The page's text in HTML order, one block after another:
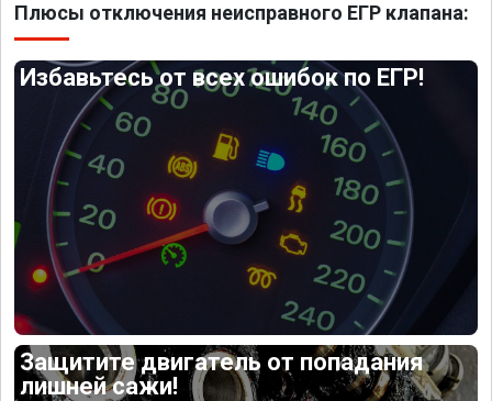
Плюсы отключения неисправного ЕГР клапана:
Избавьтесь от всех ошибок по ЕГР!
Защитите двигатель от попадания
лишней сажи!